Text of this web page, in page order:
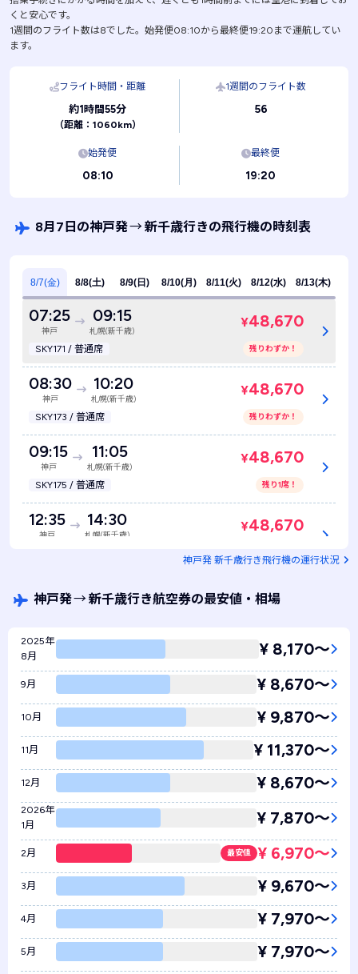
くと安心です。
1週間のフライト数は8でした。始発便08:10から最終便19:20まで運航してい
ます。
フライト時間・距離
約1時間55分
（距離：1060km）
1週間のフライト数
56
始発便
08:10
最終便
19:20
8月7日の神戸発→新千歳行きの飛行機の時刻表
8/7(金) 8/8(土) 8/9(日) 8/10(月) 8/11(火) 8/12(水) 8/13(木)
07:25
神戸
09:15
札幌(新千歳)
SKY171 / 普通席
¥48,670
残りわずか！
08:30
神戸
10:20
札幌(新千歳)
SKY173 / 普通席
¥48,670
残りわずか！
09:15
神戸
11:05
札幌(新千歳)
SKY175 / 普通席
¥48,670
残り1席！
12:35
神戸
14:30
札幌(新千歳)
¥48,670
残り2席！
神戸発 新千歳行き飛行機の運行状況
神戸発→新千歳行き航空券の最安値・相場
2025年
8月
¥ 8,170〜
9月 ¥ 8,670〜
10月 ¥ 9,870〜
11月 ¥ 11,370〜
12月 ¥ 8,670〜
2026年
1月
¥ 7,870〜
2月 最安値 ¥ 6,970〜
3月 ¥ 9,670〜
4月 ¥ 7,970〜
5月 ¥ 7,970〜